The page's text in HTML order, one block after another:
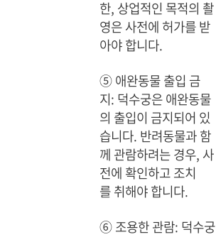
한, 상업적인 목적의 촬
영은 사전에 허가를 받
아야 합니다.
⑤ 애완동물 출입 금
지: 덕수궁은 애완동물
의 출입이 금지되어 있
습니다. 반려동물과 함
께 관람하려는 경우, 사
전에 확인하고 조치
를 취해야 합니다.
⑥ 조용한 관람: 덕수궁